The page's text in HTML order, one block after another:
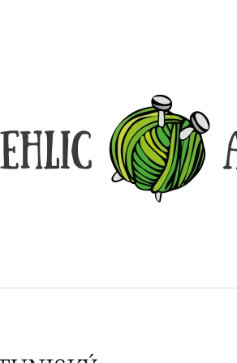
CO POTŘEBUJETE NAJÍT?
HLEDAT
Kč